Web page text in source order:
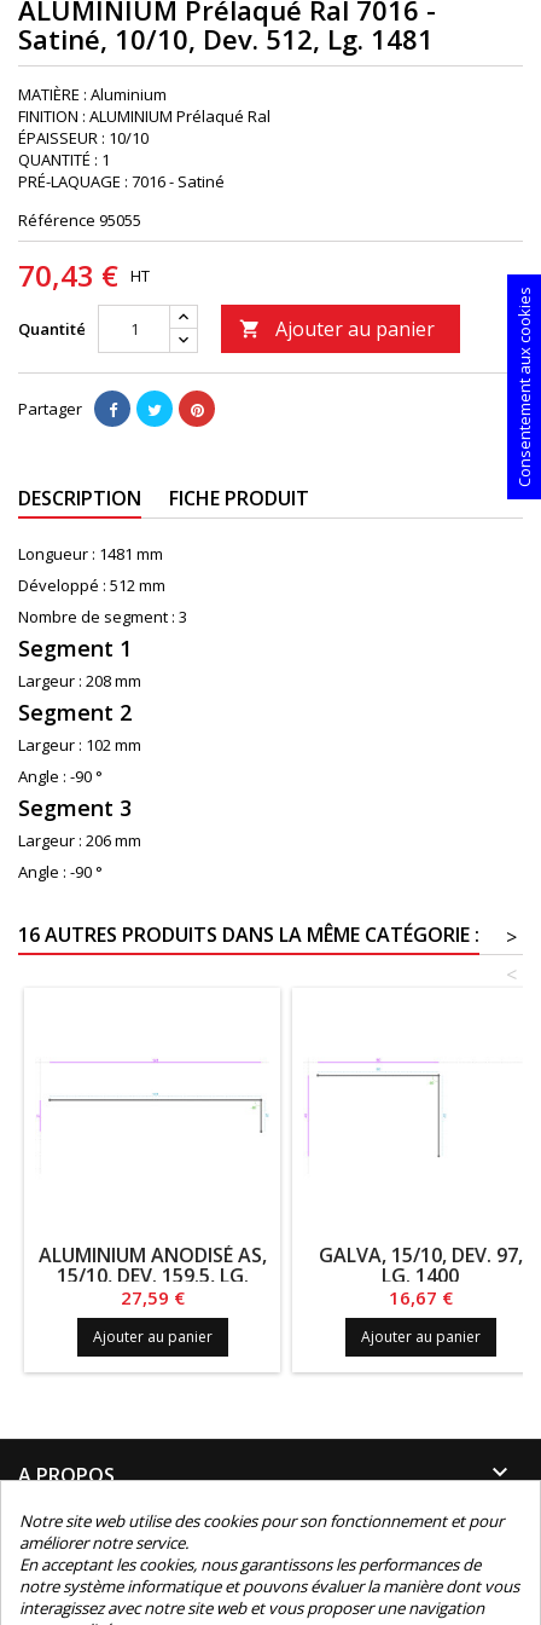
ALUMINIUM Prélaqué Ral 7016 -
Satiné, 10/10, Dev. 512, Lg. 1481
MATIÈRE : Aluminium
FINITION : ALUMINIUM Prélaqué Ral
ÉPAISSEUR : 10/10
QUANTITÉ : 1
PRÉ-LAQUAGE : 7016 - Satiné
Référence 95055
70,43 € HT
Quantité  Ajouter au panier
Partager
DESCRIPTION FICHE PRODUIT
Longueur : 1481 mm
Développé : 512 mm
Nombre de segment : 3
Segment 1
Largeur : 208 mm
Segment 2
Largeur : 102 mm
Angle : -90 °
Segment 3
Largeur : 206 mm
Angle : -90 °
16 AUTRES PRODUITS DANS LA MÊME CATÉGORIE :
>
<
ALUMINIUM ANODISÉ AS,
15/10, DEV. 159.5, LG.
1200
Prix
27,59 €
Ajouter au panier
GALVA, 15/10, DEV. 97,
LG. 1400
Prix
16,67 €
Ajouter au panier
A PROPOS 
INFORMATIONS 
INFORMATIONS TECHNIQUES 
Notre site web utilise des cookies pour son fonctionnement et pour
améliorer notre service.
En acceptant les cookies, nous garantissons les performances de
notre système informatique et pouvons évaluer la manière dont vous
interagissez avec notre site web et vous proposer une navigation
Consentement aux cookies